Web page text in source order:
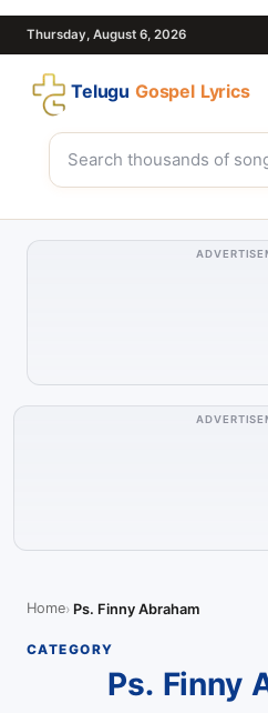
Thursday, August 6, 2026
Telugu Gospel Lyrics
Home Ps. Finny Abraham
CATEGORY
Ps. Finny